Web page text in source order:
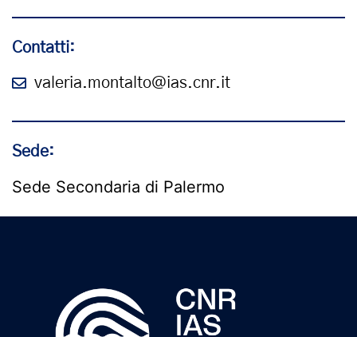
Contatti:
valeria.montalto@ias.cnr.it
Sede:
Sede Secondaria di Palermo